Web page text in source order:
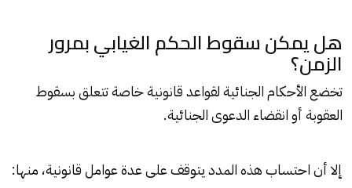
هل يمكن سقوط الحكم الغيابي بمرور
الزمن؟
تخضع الأحكامالجنائيةلقواعد قانونية خاصة تتعلق بسقوط
العقوبة أو انقضاء الدعوىالجنائية.
إلا أن احتساب هذه المدد يتوقف على عدة عوامل قانونية، منها: